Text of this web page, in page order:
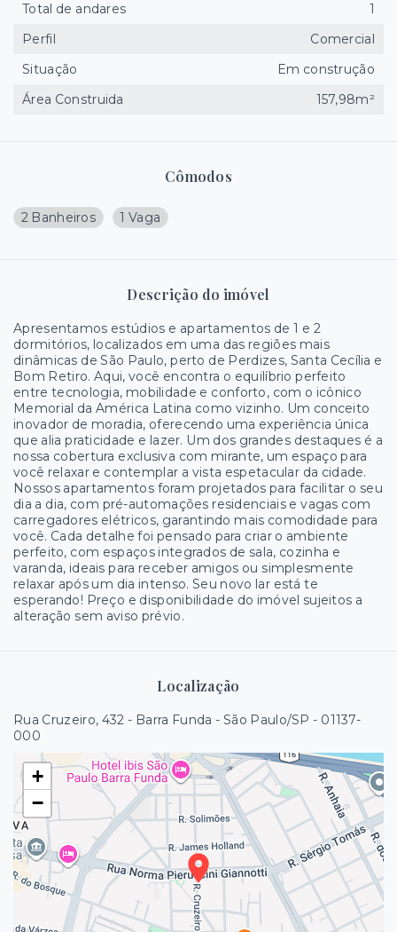
Cômodos
2 Banheiros 1 Vaga
Descrição do imóvel
Apresentamos estúdios e apartamentos de 1 e 2
dormitórios, localizados em uma das regiões mais
dinâmicas de São Paulo, perto de Perdizes, Santa Cecília e
Bom Retiro. Aqui, você encontra o equilíbrio perfeito
entre tecnologia, mobilidade e conforto, com o icônico
Memorial da América Latina como vizinho. Um conceito
inovador de moradia, oferecendo uma experiência única
que alia praticidade e lazer. Um dos grandes destaques é a
nossa cobertura exclusiva com mirante, um espaço para
você relaxar e contemplar a vista espetacular da cidade.
Nossos apartamentos foram projetados para facilitar o seu
dia a dia, com pré-automações residenciais e vagas com
carregadores elétricos, garantindo mais comodidade para
você. Cada detalhe foi pensado para criar o ambiente
perfeito, com espaços integrados de sala, cozinha e
varanda, ideais para receber amigos ou simplesmente
relaxar após um dia intenso. Seu novo lar está te
esperando! Preço e disponibilidade do imóvel sujeitos a
alteração sem aviso prévio.
Localização
Rua Cruzeiro, 432 - Barra Funda - São Paulo/SP - 01137-
000
+
−
Total de andares
1
Perfil
Comercial
Situação
Em construção
Área Construida
157,98m²